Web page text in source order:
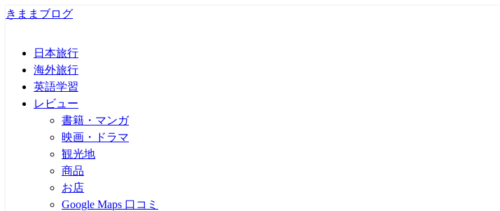
きままブログ
日本旅行
海外旅行
英語学習
レビュー
書籍・マンガ
映画・ドラマ
観光地
商品
お店
Google Maps 口コミ